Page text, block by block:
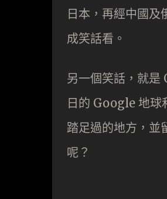
日本，再經中國及
成笑話看。
另一個笑話，就
日的 Google 地球
踏足過的地方，並
呢？